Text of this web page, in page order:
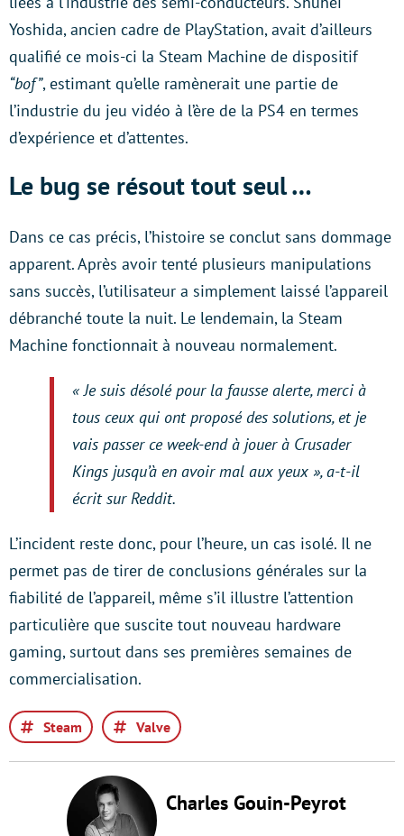
Yoshida, ancien cadre de PlayStation, avait d’ailleurs
qualifié ce mois-ci la Steam Machine de dispositif
“bof”, estimant qu’elle ramènerait une partie de
l’industrie du jeu vidéo à l’ère de la PS4 en termes
d’expérience et d’attentes.
Le bug se résout tout seul …
Dans ce cas précis, l’histoire se conclut sans dommage
apparent. Après avoir tenté plusieurs manipulations
sans succès, l’utilisateur a simplement laissé l’appareil
débranché toute la nuit. Le lendemain, la Steam
Machine fonctionnait à nouveau normalement.
« Je suis désolé pour la fausse alerte, merci à
tous ceux qui ont proposé des solutions, et je
vais passer ce week-end à jouer à Crusader
Kings jusqu’à en avoir mal aux yeux », a-t-il
écrit sur Reddit.
L’incident reste donc, pour l’heure, un cas isolé. Il ne
permet pas de tirer de conclusions générales sur la
fiabilité de l’appareil, même s’il illustre l’attention
particulière que suscite tout nouveau hardware
gaming, surtout dans ses premières semaines de
commercialisation.
Steam Valve
Charles Gouin-Peyrot